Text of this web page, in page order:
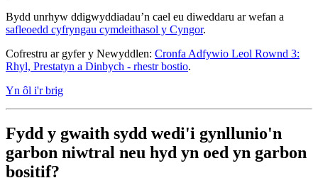
Bydd unrhyw ddigwyddiadau’n cael eu diweddaru ar wefan a
safleoedd cyfryngau cymdeithasol y Cyngor.
Cofrestru ar gyfer y Newyddlen: Cronfa Adfywio Leol Rownd 3:
Rhyl, Prestatyn a Dinbych - rhestr bostio.
Yn ôl i'r brig
Fydd y gwaith sydd wedi'i gynllunio'n
garbon niwtral neu hyd yn oed yn garbon
bositif?